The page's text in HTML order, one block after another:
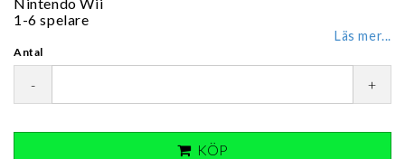
1-6 spelare
Läs mer...
Antal
- +
KÖP